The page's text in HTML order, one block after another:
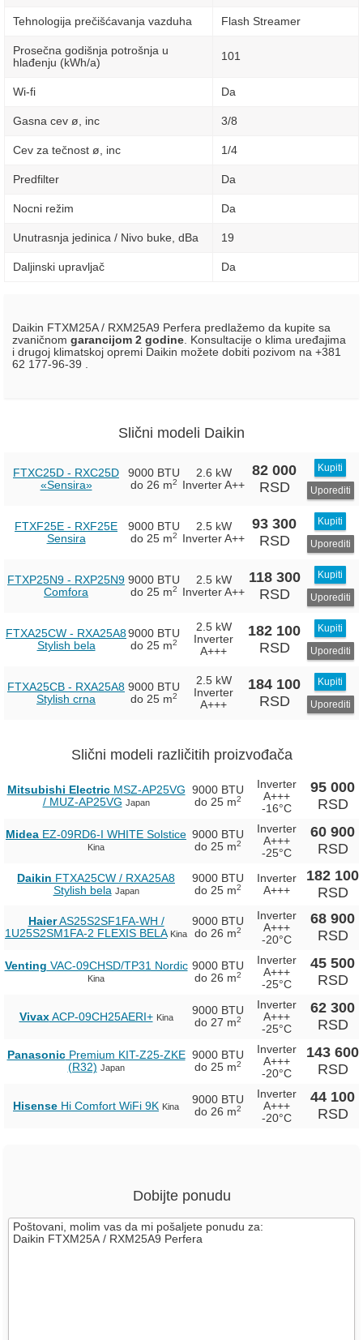
Tehnologija prečišćavanja vazduha Flash Streamer
Prosečna godišnja potrošnja u
hlađenju (kWh/a)
101
Wi-fi Da
Gasna cev ø, inc 3/8
Cev za tečnost ø, inc 1/4
Predfilter Da
Nocni režim Da
Unutrasnja jedinica / Nivo buke, dBa 19
Daljinski upravljač Da
Daikin FTXM25A / RXM25A9 Perfera predlažemo da kupite sa
zvaničnom garancijom 2 godine. Konsultacije o klima uređajima
i drugoj klimatskoj opremi Daikin možete dobiti pozivom na +381
62 177-96-39 .
Slični modeli Daikin
FTXC25D - RXC25D
«Sensira»
9000 BTU
do 26 m2
2.6 kW
Inverter A++
82 000
RSD
Kupiti
Uporediti
FTXF25E - RXF25E
Sensira
9000 BTU
do 25 m2
2.5 kW
Inverter A++
93 300
RSD
Kupiti
Uporediti
FTXP25N9 - RXP25N9
Comfora
9000 BTU
do 25 m2
2.5 kW
Inverter A++
118 300
RSD
Kupiti
Uporediti
FTXA25CW - RXA25A8
Stylish bela
9000 BTU
do 25 m2
2.5 kW
Inverter
A+++
182 100
RSD
Kupiti
Uporediti
FTXA25CB - RXA25A8
Stylish crna
9000 BTU
do 25 m2
2.5 kW
Inverter
A+++
184 100
RSD
Kupiti
Uporediti
Slični modeli različitih proizvođača
Mitsubishi ElectricMSZ-AP25VG
/ MUZ-AP25VG Japan
9000 BTU
do 25 m2
Inverter
A+++
-16°C
95 000
RSD
Midea EZ-09RD6-I WHITE Solstice
Kina
9000 BTU
do 25 m2
Inverter
A+++
-25°C
60 900
RSD
Daikin FTXA25CW / RXA25A8
Stylish bela Japan
9000 BTU
do 25 m2
Inverter
A+++
182 100
RSD
HaierAS25S2SF1FA-WH /
1U25S2SM1FA-2 FLEXIS BELA Kina
9000 BTU
do 26 m2
Inverter
A+++
-20°C
68 900
RSD
Venting VAC-09CHSD/TP31 Nordic
Kina
9000 BTU
do 26 m2
Inverter
A+++
-25°C
45 500
RSD
VivaxACP-09CH25AERI+ Kina
9000 BTU
do 27 m2
Inverter
A+++
-25°C
62 300
RSD
PanasonicPremium KIT-Z25-ZKE
(R32) Japan
9000 BTU
do 25 m2
Inverter
A+++
-20°C
143 600
RSD
Hisense Hi Comfort WiFi 9K Kina
9000 BTU
do 26 m2
Inverter
A+++
-20°C
44 100
RSD
Dobijte ponudu